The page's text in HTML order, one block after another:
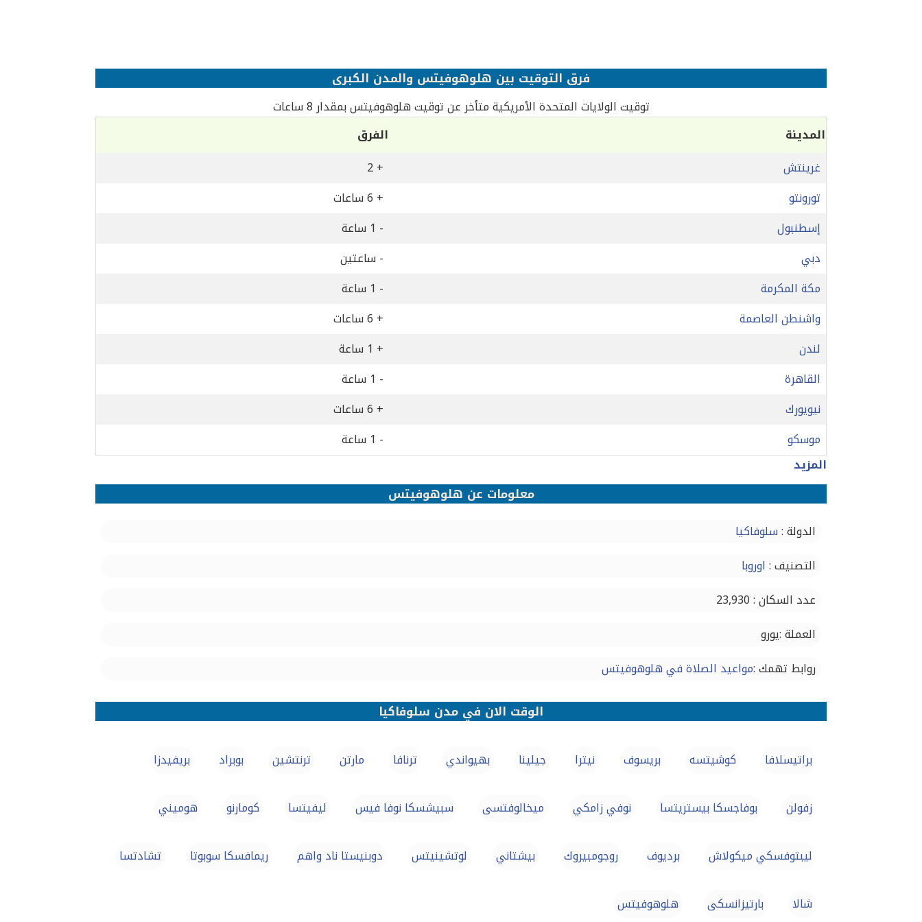
فرق التوقيت بين هلوهوفيتس والمدن الكبرى
توقيت الولايات المتحدة الأمريكية متأخر عن توقيت هلوهوفيتس بمقدار 8 ساعات
المدينة
الفرق
غرينتش
+ 2
تورونتو
+ 6 ساعات
إسطنبول
- 1 ساعة
دبي
- ساعتين
مكة المكرمة
- 1 ساعة
واشنطن العاصمة
+ 6 ساعات
لندن
+ 1 ساعة
القاهرة
- 1 ساعة
نيويورك
+ 6 ساعات
موسكو
- 1 ساعة
المزيد
معلومات عن هلوهوفيتس
الدولة :سلوفاكيا
التصنيف : اوروبا
عدد السكان : 23,930
العملة :يورو
روابط تهمك :مواعيد الصلاة في هلوهوفيتس
الوقت الان في مدن سلوفاكيا
براتيسلافا كوشيتسه بريسوف نيترا جيلينا بهيواندي ترنافا مارتن ترنتشين بوبراد بريفيدزا
زفولن بوفاجسكا بيستريتسا نوفي زامكي ميخالوفتسى سبيشسكا نوفا فيس ليفيتسا كومارنو هوميني
ليبتوفسكي ميكولاش برديوف روجومبيروك بيشتاني لوتشينيتس دوبنيستا ناد واهم ريمافسكا سوبوتا تشادتسا
شالا بارتيزانسكى هلوهوفيتس